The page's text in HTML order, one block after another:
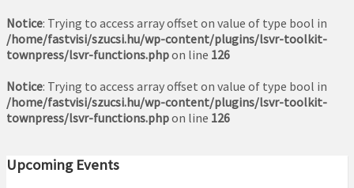
Notice: Trying to access array offset on value of type bool in
/home/fastvisi/szucsi.hu/wp-content/plugins/lsvr-toolkit-
townpress/lsvr-functions.phpon line 126
Notice: Trying to access array offset on value of type bool in
/home/fastvisi/szucsi.hu/wp-content/plugins/lsvr-toolkit-
townpress/lsvr-functions.phpon line 126
Upcoming Events